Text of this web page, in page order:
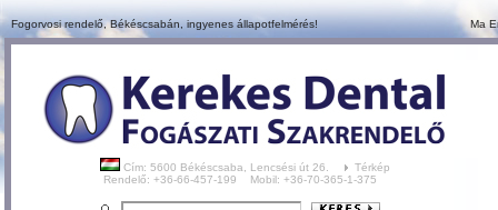
Fogorvosi rendelő, Békéscsabán, ingyenes állapotfelmérés! Ma
Cím: 5600 Békéscsaba, Lencsési út 26.
Térkép
Rendelő: +36-66-457-199 Mobil: +36-70-365-1-375